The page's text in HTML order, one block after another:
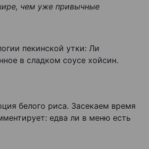
чем уже привычные
пекинской утки: Ли
в сладком соусе хойсин.
белого риса. Засекаем время
едва ли в меню есть